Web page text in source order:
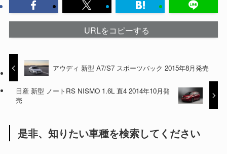
URLをコピーする
アウディ 新型 A7/S7 スポーツバック 2015年8月発売
日産 新型 ノートRS NISMO 1.6L 直4 2014年10月発
売
是非、知りたい車種を検索してください